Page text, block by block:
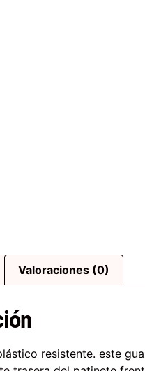
Valoraciones (0)
resistente. este